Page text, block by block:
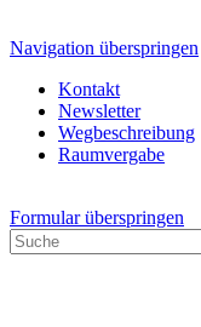
Navigation überspringen
Kontakt
Newsletter
Wegbeschreibung
Raumvergabe
Formular überspringen